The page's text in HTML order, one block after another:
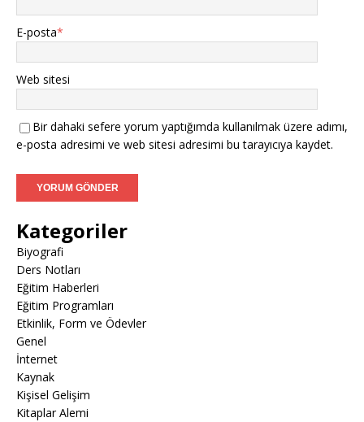
E-posta*
Web sitesi
Bir dahaki sefere yorum yaptığımda kullanılmak üzere adımı,
e-posta adresimi ve web sitesi adresimi bu tarayıcıya kaydet.
Kategoriler
Biyografi
Ders Notları
Eğitim Haberleri
Eğitim Programları
Etkinlik, Form ve Ödevler
Genel
İnternet
Kaynak
Kişisel Gelişim
Kitaplar Alemi